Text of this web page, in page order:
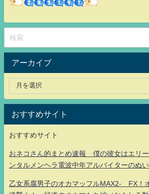
アーカイブ
おすすめサイト
おすすめサイト
おネコさん的まとめ速報 僕の彼女はエリ
ンタルメンヘラ電波中年アルバイターのぬ
乙女系腐男子のオカマッフルMAX2- FX！